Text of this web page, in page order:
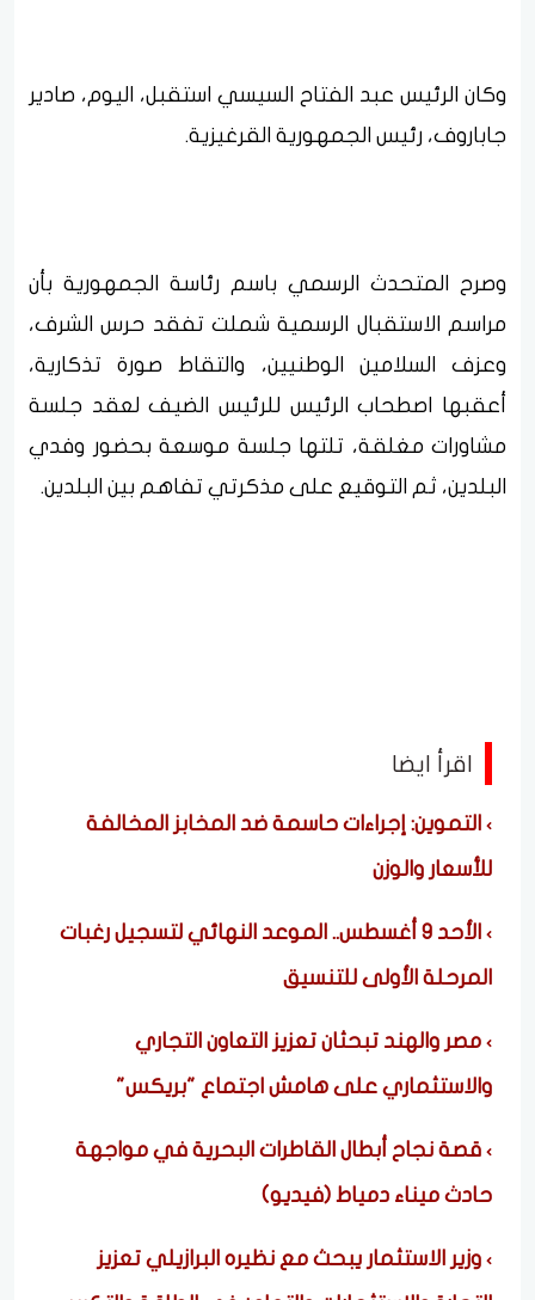
وكان الرئيس عبد الفتاح السيسي استقبل، اليوم، صادير
جاباروف، رئيس الجمهورية القرغيزية.
وصرح المتحدث الرسمي باسم رئاسة الجمهورية بأن
مراسم الاستقبال الرسمية شملت تفقد حرس الشرف،
وعزف السلامين الوطنيين، والتقاط صورة تذكارية،
أعقبها اصطحاب الرئيس للرئيس الضيف لعقد جلسة
مشاورات مغلقة، تلتها جلسة موسعة بحضور وفدي
البلدين، ثم التوقيع على مذكرتي تفاهم بين البلدين.
اقرأ ايضا
التموين: إجراءات حاسمة ضد المخابز المخالفة
للأسعار والوزن
الأحد 9 أغسطس.. الموعد النهائي لتسجيل رغبات
المرحلة الأولى للتنسيق
مصر والهند تبحثان تعزيز التعاون التجاري
والاستثماري على هامش اجتماع "بريكس"
قصة نجاح أبطال القاطرات البحرية في مواجهة
حادث ميناء دمياط (فيديو)
وزير الاستثمار يبحث مع نظيره البرازيلي تعزيز